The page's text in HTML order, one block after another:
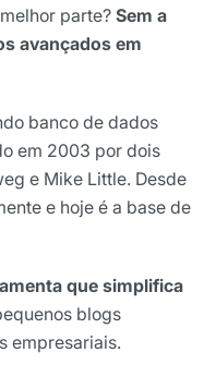
parte? Sem a
avançados em
banco de dados
em 2003 por dois
e Mike Little. Desde
e hoje é a base de
que simplifica
blogs
empresariais.